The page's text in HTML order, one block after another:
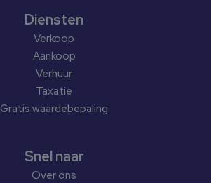
Diensten
Verkoop
Aankoop
Verhuur
Taxatie
Gratis waardebepaling
Snel naar
Over ons